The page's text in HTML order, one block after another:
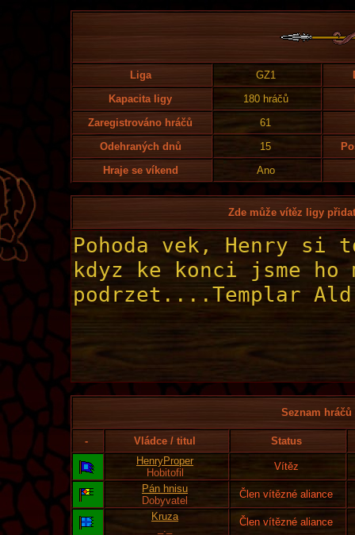
Liga GZ1
Kapacita ligy
180 hráčů
Zaregistrováno hráčů
61
Odehraných dnů
15
Hraje se víkend
Ano
Zde může vítěz ligy
Seznam
- Vládce / titul
Status
HenryProper
Hobitofil
Vítěz
Pán hnisu
Dobyvatel
Člen vítězné aliance
Kruza
_._
Člen vítězné aliance